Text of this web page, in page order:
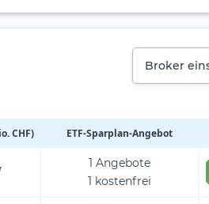
Broker
CHF) ETF-Sparplan-Angebot
1 Angebote
1 kostenfrei